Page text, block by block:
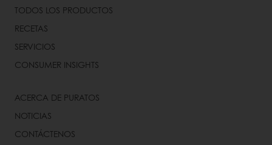
TODOS LOS PRODUCTOS
RECETAS
SERVICIOS
CONSUMER INSIGHTS
ACERCA DE PURATOS
NOTICIAS
CONTÁCTENOS